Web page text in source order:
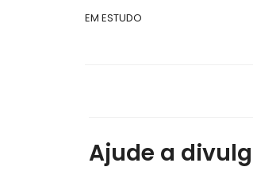
EM ESTUDO
Ajude a